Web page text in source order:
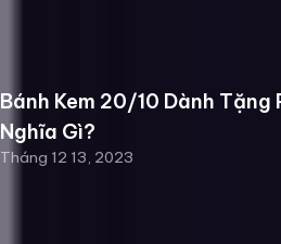
Bánh Kem 20/10 Dành Tặng
Nghĩa Gì?
Tháng 12 13, 2023